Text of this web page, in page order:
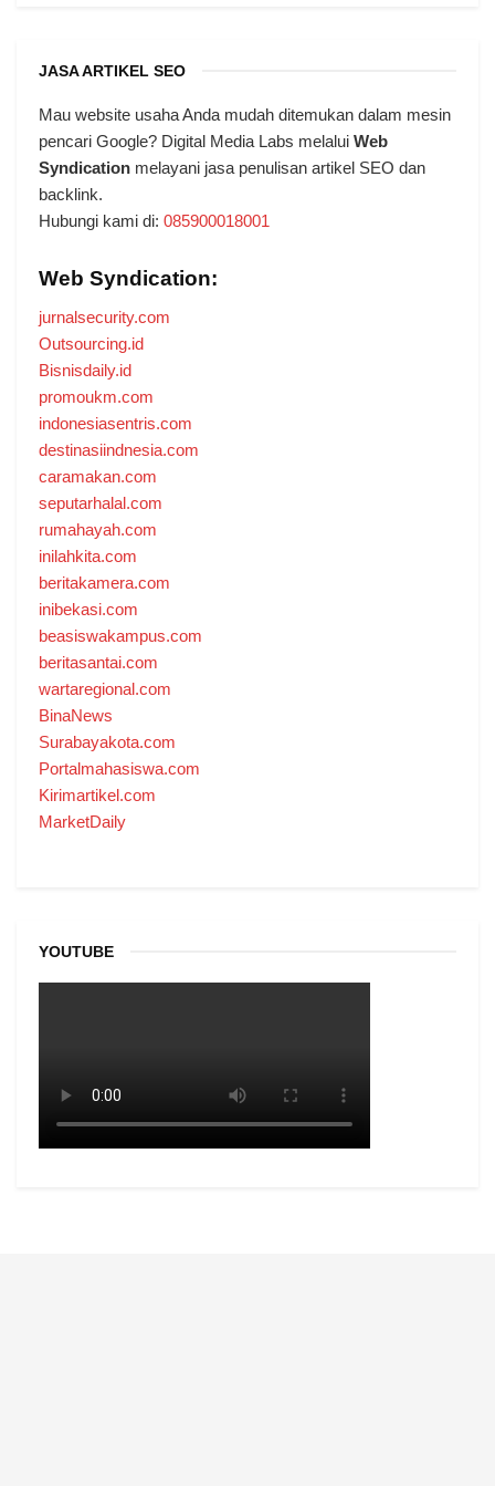
JASA ARTIKEL SEO
Mau website usaha Anda mudah ditemukan dalam mesin
pencari Google? Digital Media Labs melalui Web
Syndication melayani jasa penulisan artikel SEO dan
backlink.
Hubungi kami di: 085900018001
Web Syndication:
jurnalsecurity.com
Outsourcing.id
Bisnisdaily.id
promoukm.com
indonesiasentris.com
destinasiindnesia.com
caramakan.com
seputarhalal.com
rumahayah.com
inilahkita.com
beritakamera.com
inibekasi.com
beasiswakampus.com
beritasantai.com
wartaregional.com
BinaNews
Surabayakota.com
Portalmahasiswa.com
Kirimartikel.com
MarketDaily
YOUTUBE